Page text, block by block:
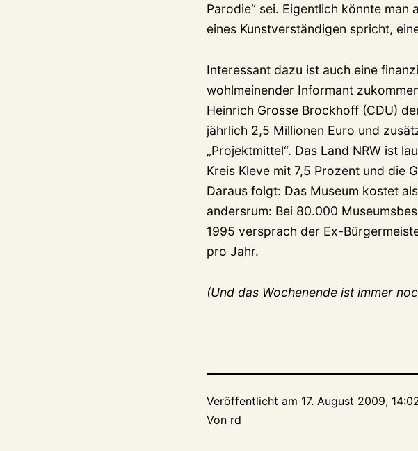
Parodie“ sei. Eigentlich könnte
eines Kunstverständigen spricht,
Interessant dazu ist auch eine
wohlmeinender Informant
Heinrich Grosse Brockhoff (CDU)
jährlich 2,5 Millionen Euro und
„Projektmittel“. Das Land NRW ist
Kreis Kleve mit 7,5 Prozent und die
Daraus folgt: Das Museum kostet
andersrum: Bei 80.000
1995 versprach der Ex-
pro Jahr.
(Und das Wochenende ist immer
Veröffentlicht am 17. August 2009,
Von rd